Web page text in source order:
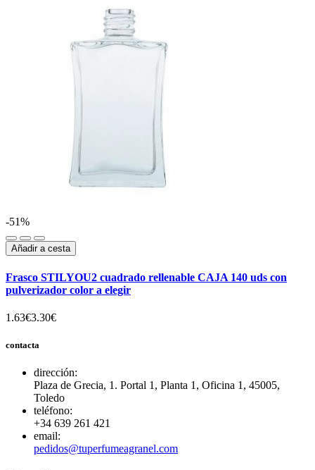
-51%
Añadir a cesta
Frasco STILYOU2 cuadrado rellenable CAJA 140 uds con
pulverizador color a elegir
1.63€3.30€
contacta
dirección:
Plaza de Grecia, 1. Portal 1, Planta 1, Oficina 1, 45005,
Toledo
teléfono:
+34 639 261 421
email:
pedidos@tuperfumeagranel.com